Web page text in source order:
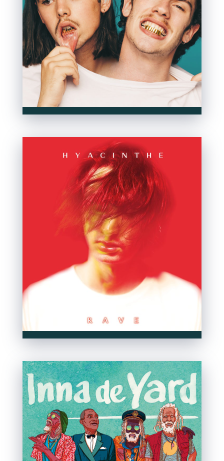
Ce site est protégé par reCAPTCHA et Google
Politique de confidentialitéet
Conditions d'utilisation.